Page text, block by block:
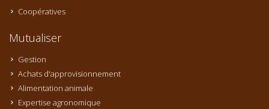
Coopératives
Mutualiser
Gestion
Achats d'approvisionnement
Alimentation animale
Expertise agronomique